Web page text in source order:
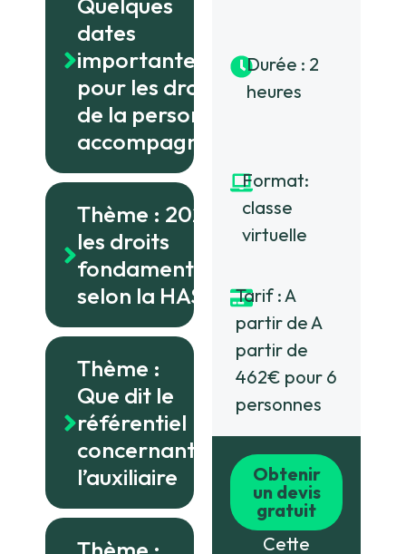
Quelques
dates
importantes
pour les droits
de la personne
accompagnée.
Thème : 2022 :
les droits
fondamentaux
selon la HAS
Thème :
Que dit le
référentiel
concernant
l’auxiliaire
Durée : 2
Format:
classe
Tarif : A
partir de A
partir de
462€ pour 6
personnes
Obtenir
un devis
gratuit